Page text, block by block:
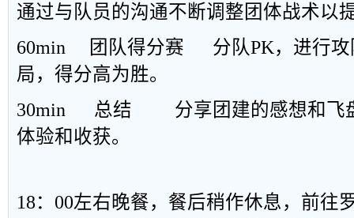
通过与队员的沟通不断调整团体战术以
60min
团队得分赛
分队PK，进行
局，得分高为胜。
30min
总结
分享团建的感想和飞
体验和收获。
18：00左右晚餐，餐后稍作休息，前往